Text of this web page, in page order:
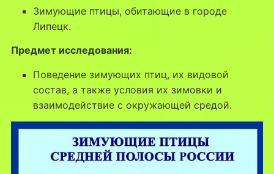
Зимующие птицы, обитающие в городе
Липецк.
Предмет исследования:
Поведение зимующих птиц, их видовой
состав, а также условия их зимовки и
взаимодействие с окружающей средой.